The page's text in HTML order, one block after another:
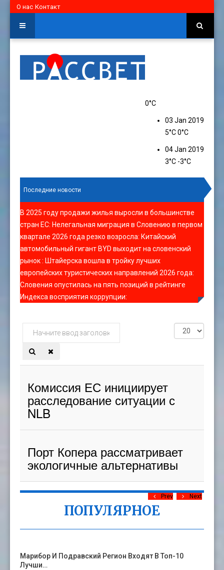
О нас Контакт
0°C
03 Jan 2019
5°C0°C
04 Jan 2019
3°C -3°C
Последние новости
В 2025 году продажи жилья выросли в большинстве
стран ЕС: Нелегальная миграция в Словению в первом
квартале 2026 года резко возросла: Китайский
автомобильный гигант BYD выходит на словенский
рынок: Штайерска вошла в тройку лучших
европейских туристических направлений 2026 года:
Словения опустилась на пять позиций в рейтинге
Индекса восприятия коррупции:
Начните
ввод
заголовка
метки
Кол-
во
Комиссия ЕС инициирует
расследование ситуации с
NLB
Порт Копера рассматривает
экологичные альтернативы
ПОПУЛЯРНОЕ
Prev Next
Марибор И Подравский Регион Входят В Топ-10
Лучши…